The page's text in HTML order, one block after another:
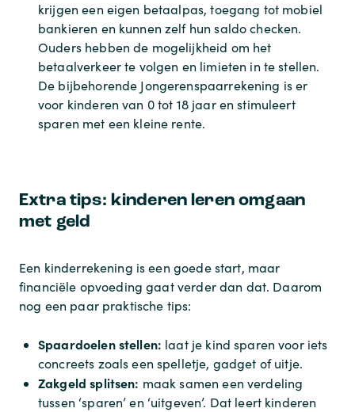
krijgen een eigen betaalpas, toegang tot mobiel
bankieren en kunnen zelf hun saldo checken.
Ouders hebben de mogelijkheid om het
betaalverkeer te volgen en limieten in te stellen.
De bijbehorende Jongerenspaarrekening is er
voor kinderen van 0 tot 18 jaar en stimuleert
sparen met een kleine rente.
Extra tips: kinderen leren omgaan
met geld
Een kinderrekening is een goede start, maar
financiële opvoeding gaat verder dan dat. Daarom
nog een paar praktische tips:
Spaardoelen stellen: laat je kind sparen voor iets
concreets zoals een spelletje, gadget of uitje.
Zakgeld splitsen: maak samen een verdeling
tussen ‘sparen’ en ‘uitgeven’. Dat leert kinderen